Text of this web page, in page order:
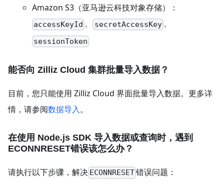
Amazon S3（亚马逊云科技对象存储）：
accessKeyId 、 secretAccessKey、
sessionToken
能否向 Zilliz Cloud 集群批量导入数据？
目前，您只能使用 Zilliz Cloud 界面批量导入数据。更多详
情，请参阅数据导入。
在使用 Node.js SDK 导入数据或查询时，遇到
ECONNRESET错误该怎么办？
请执行以下步骤，解决 ECONNRESET错误问题：